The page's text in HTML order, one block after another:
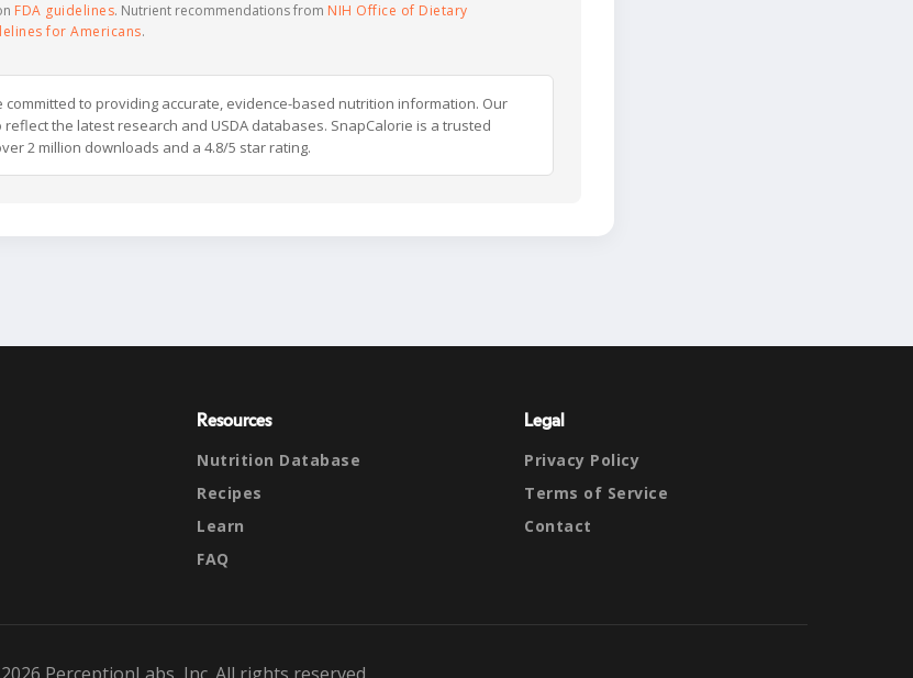
FDA guidelines. Nutrient recommendations from NIH Office of Dietary
for Americans.
committed to providing accurate, evidence-based nutrition information. Our
the latest research and USDA databases. SnapCalorie is a trusted
2 million downloads and a 4.8/5 star rating.
Resources
Nutrition Database
Recipes
Learn
FAQ
Legal
Privacy Policy
Terms of Service
Contact